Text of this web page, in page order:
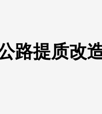
路提质改